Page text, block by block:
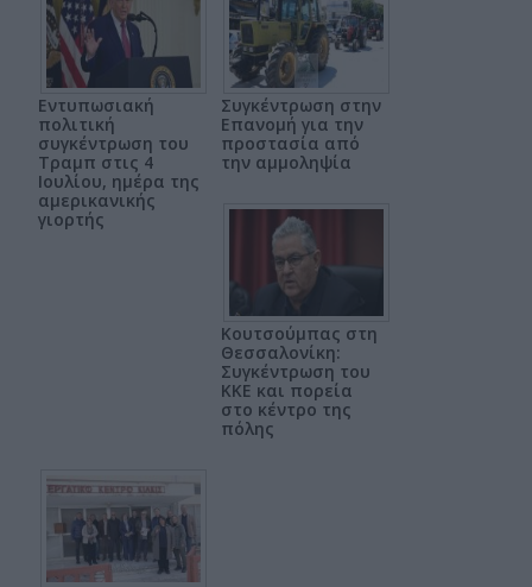
Εντυπωσιακή
πολιτική
συγκέντρωση του
Τραμπ στις 4
Ιουλίου, ημέρα της
αμερικανικής
γιορτής
Συγκέντρωση στην
Επανομή για την
προστασία από
την αμμοληψία
Κουτσούμπας στη
Θεσσαλονίκη:
Συγκέντρωση του
ΚΚΕ και πορεία
στο κέντρο της
πόλης